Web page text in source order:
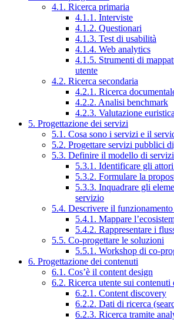
4.1. Ricerca primaria
4.1.1. Interviste
4.1.2. Questionari
4.1.3. Test di usabilità
4.1.4. Web analytics
4.1.5. Strumenti di
utente
4.2. Ricerca secondaria
4.2.1. Ricerca
4.2.2. Analisi benchmark
4.2.3. Valutazione euristica
5. Progettazione dei servizi
5.1. Cosa sono i servizi e il
5.2. Progettare servizi pubblici
5.3. Definire il modello di
5.3.1. Identificare gli
5.3.2. Formulare la
5.3.3. Inquadrare gli
servizio
5.4. Descrivere il
5.4.1. Mappare
5.4.2. Rappresentare i
5.5. Co-progettare le soluzioni
5.5.1. Workshop di co-
6. Progettazione dei contenuti
6.1. Cos’è il content design
6.2. Ricerca utente sui
6.2.1. Content discovery
6.2.2. Dati di ricerca
6.2.3. Ricerca tramite